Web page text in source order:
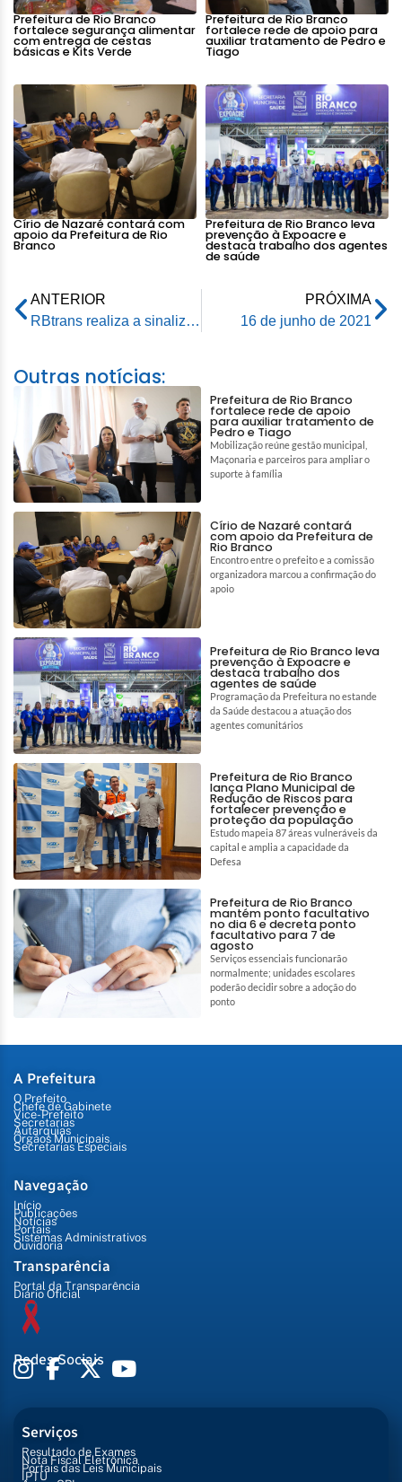
Prefeitura de Rio Branco
fortalece segurança alimentar
com entrega de cestas
básicas e Kits Verde
Prefeitura de Rio Branco
fortalece rede de apoio para
auxiliar tratamento de Pedro e
Tiago
Círio de Nazaré contará com
apoio da Prefeitura de Rio
Branco
Prefeitura de Rio Branco leva
prevenção à Expoacre e
destaca trabalho dos agentes
de saúde
ANTERIOR
RBtrans realiza a sinalização das vias públicas da capital
PRÓXIMA
16 de junho de 2021
Outras notícias:
Prefeitura de Rio Branco
fortalece rede de apoio
para auxiliar tratamento de
Pedro e Tiago
Mobilização reúne gestão municipal,
Maçonaria e parceiros para ampliar o
suporte à família
Círio de Nazaré contará
com apoio da Prefeitura de
Rio Branco
Encontro entre o prefeito e a comissão
organizadora marcou a confirmação do
apoio
Prefeitura de Rio Branco leva
prevenção à Expoacre e
destaca trabalho dos
agentes de saúde
Programação da Prefeitura no estande
da Saúde destacou a atuação dos
agentes comunitários
Prefeitura de Rio Branco
lança Plano Municipal de
Redução de Riscos para
fortalecer prevenção e
proteção da população
Estudo mapeia 87 áreas vulneráveis da
capital e amplia a capacidade da
Defesa
Prefeitura de Rio Branco
mantém ponto facultativo
no dia 6 e decreta ponto
facultativo para 7 de
agosto
Serviços essenciais funcionarão
normalmente; unidades escolares
poderão decidir sobre a adoção do
ponto
A Prefeitura
O Prefeito
Chefe de Gabinete
Vice-Prefeito
Secretarias
Autarquias
Órgãos Municipais
Secretarias Especiais
Navegação
Início
Publicações
Notícias
Portais
Sistemas Administrativos
Ouvidoria
Transparência
Portal da Transparência
Diário Oficial
Redes Sociais
Serviços
Resultado de Exames
Nota Fiscal Eletrônica
Portais das Leis Municipais
IPTU